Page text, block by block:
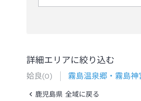
詳細エリアに絞り込む
姶良(0) 霧島温泉郷・霧島神
鹿児島県 全域に戻る